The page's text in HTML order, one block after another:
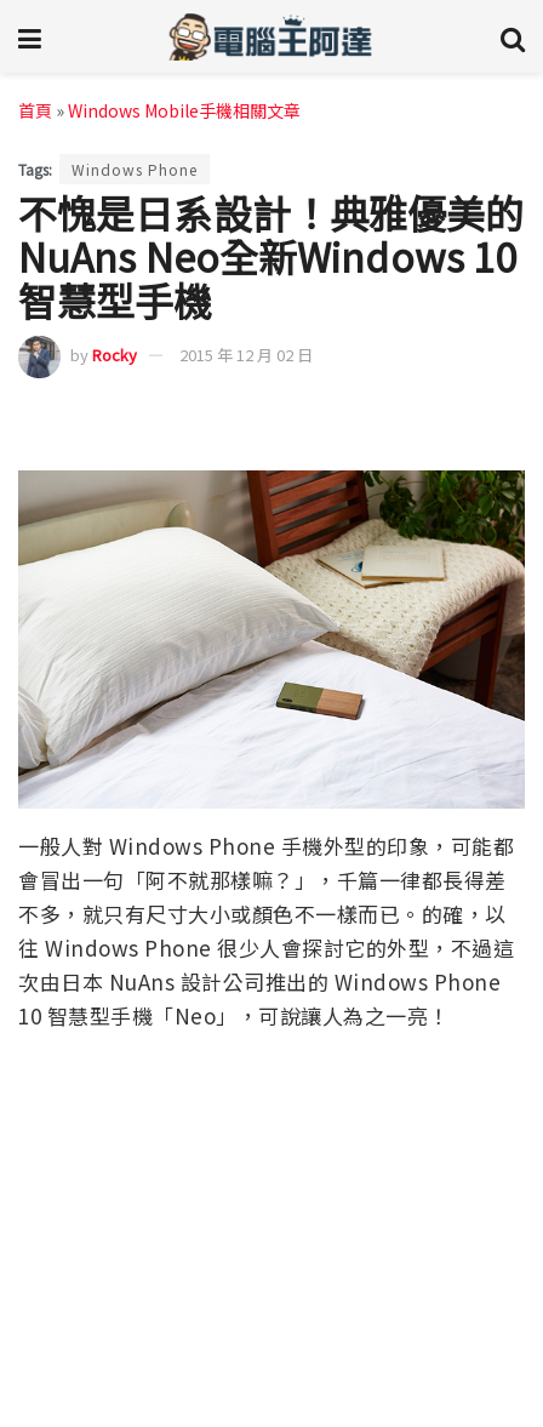
首頁 »Windows Mobile手機相關文章
Tags: Windows Phone
不愧是日系設計！典雅優美的
NuAns Neo全新Windows 10
智慧型手機
byRocky 2015 年 12 月 02 日
一般人對 Windows Phone 手機外型的印象，可能都
會冒出一句「阿不就那樣嘛？」，千篇一律都長得差
不多，就只有尺寸大小或顏色不一樣而已。的確，以
往 Windows Phone 很少人會探討它的外型，不過這
次由日本 NuAns 設計公司推出的 Windows Phone
10 智慧型手機「Neo」，可說讓人為之一亮！